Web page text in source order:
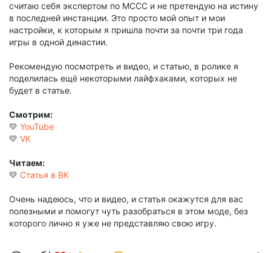
считаю себя экспертом по MCCC и не претендую на истину
в последней инстанции. Это просто мой опыт и мои
настройки, к которым я пришла почти за почти три года
игры в одной династии.
Рекомендую посмотреть и видео, и статью, в ролике я
поделилась ещё некоторыми лайфхаками, которых не
будет в статье.
Смотрим:
💛 YouTube
💛 VK
Читаем:
💛 Статья в ВК
Очень надеюсь, что и видео, и статья окажутся для вас
полезными и помогут чуть разобраться в этом моде, без
которого лично я уже не представляю свою игру.